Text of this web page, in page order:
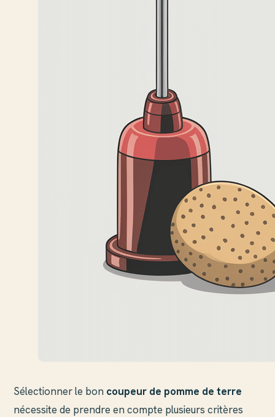
Sélectionner le bon coupeur de pomme de terre
nécessite de prendre en compte plusieurs critères